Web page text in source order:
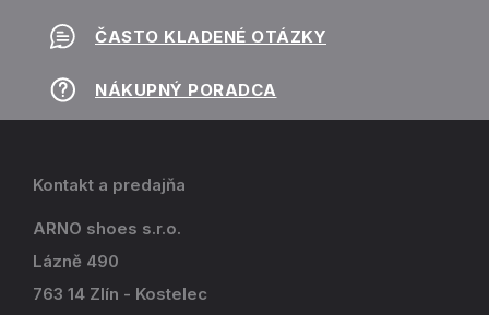
ČASTO KLADENÉ OTÁZKY
NÁKUPNÝ PORADCA
Kontakt a predajňa
ARNO shoes s.r.o.
Lázně 490
763 14 Zlín - Kostelec